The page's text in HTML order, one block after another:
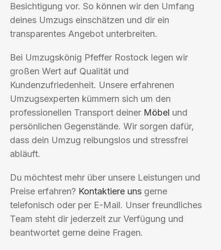
Besichtigung vor. So können wir den Umfang
deines Umzugs einschätzen und dir ein
transparentes Angebot unterbreiten.
Bei Umzugskönig Pfeffer Rostock legen wir
großen Wert auf Qualität und
Kundenzufriedenheit. Unsere erfahrenen
Umzugsexperten kümmern sich um den
professionellen Transport deiner Möbel und
persönlichen Gegenstände. Wir sorgen dafür,
dass dein Umzug reibungslos und stressfrei
abläuft.
Du möchtest mehr über unsere Leistungen und
Preise erfahren? Kontaktiere uns gerne
telefonisch oder per E-Mail. Unser freundliches
Team steht dir jederzeit zur Verfügung und
beantwortet gerne deine Fragen.